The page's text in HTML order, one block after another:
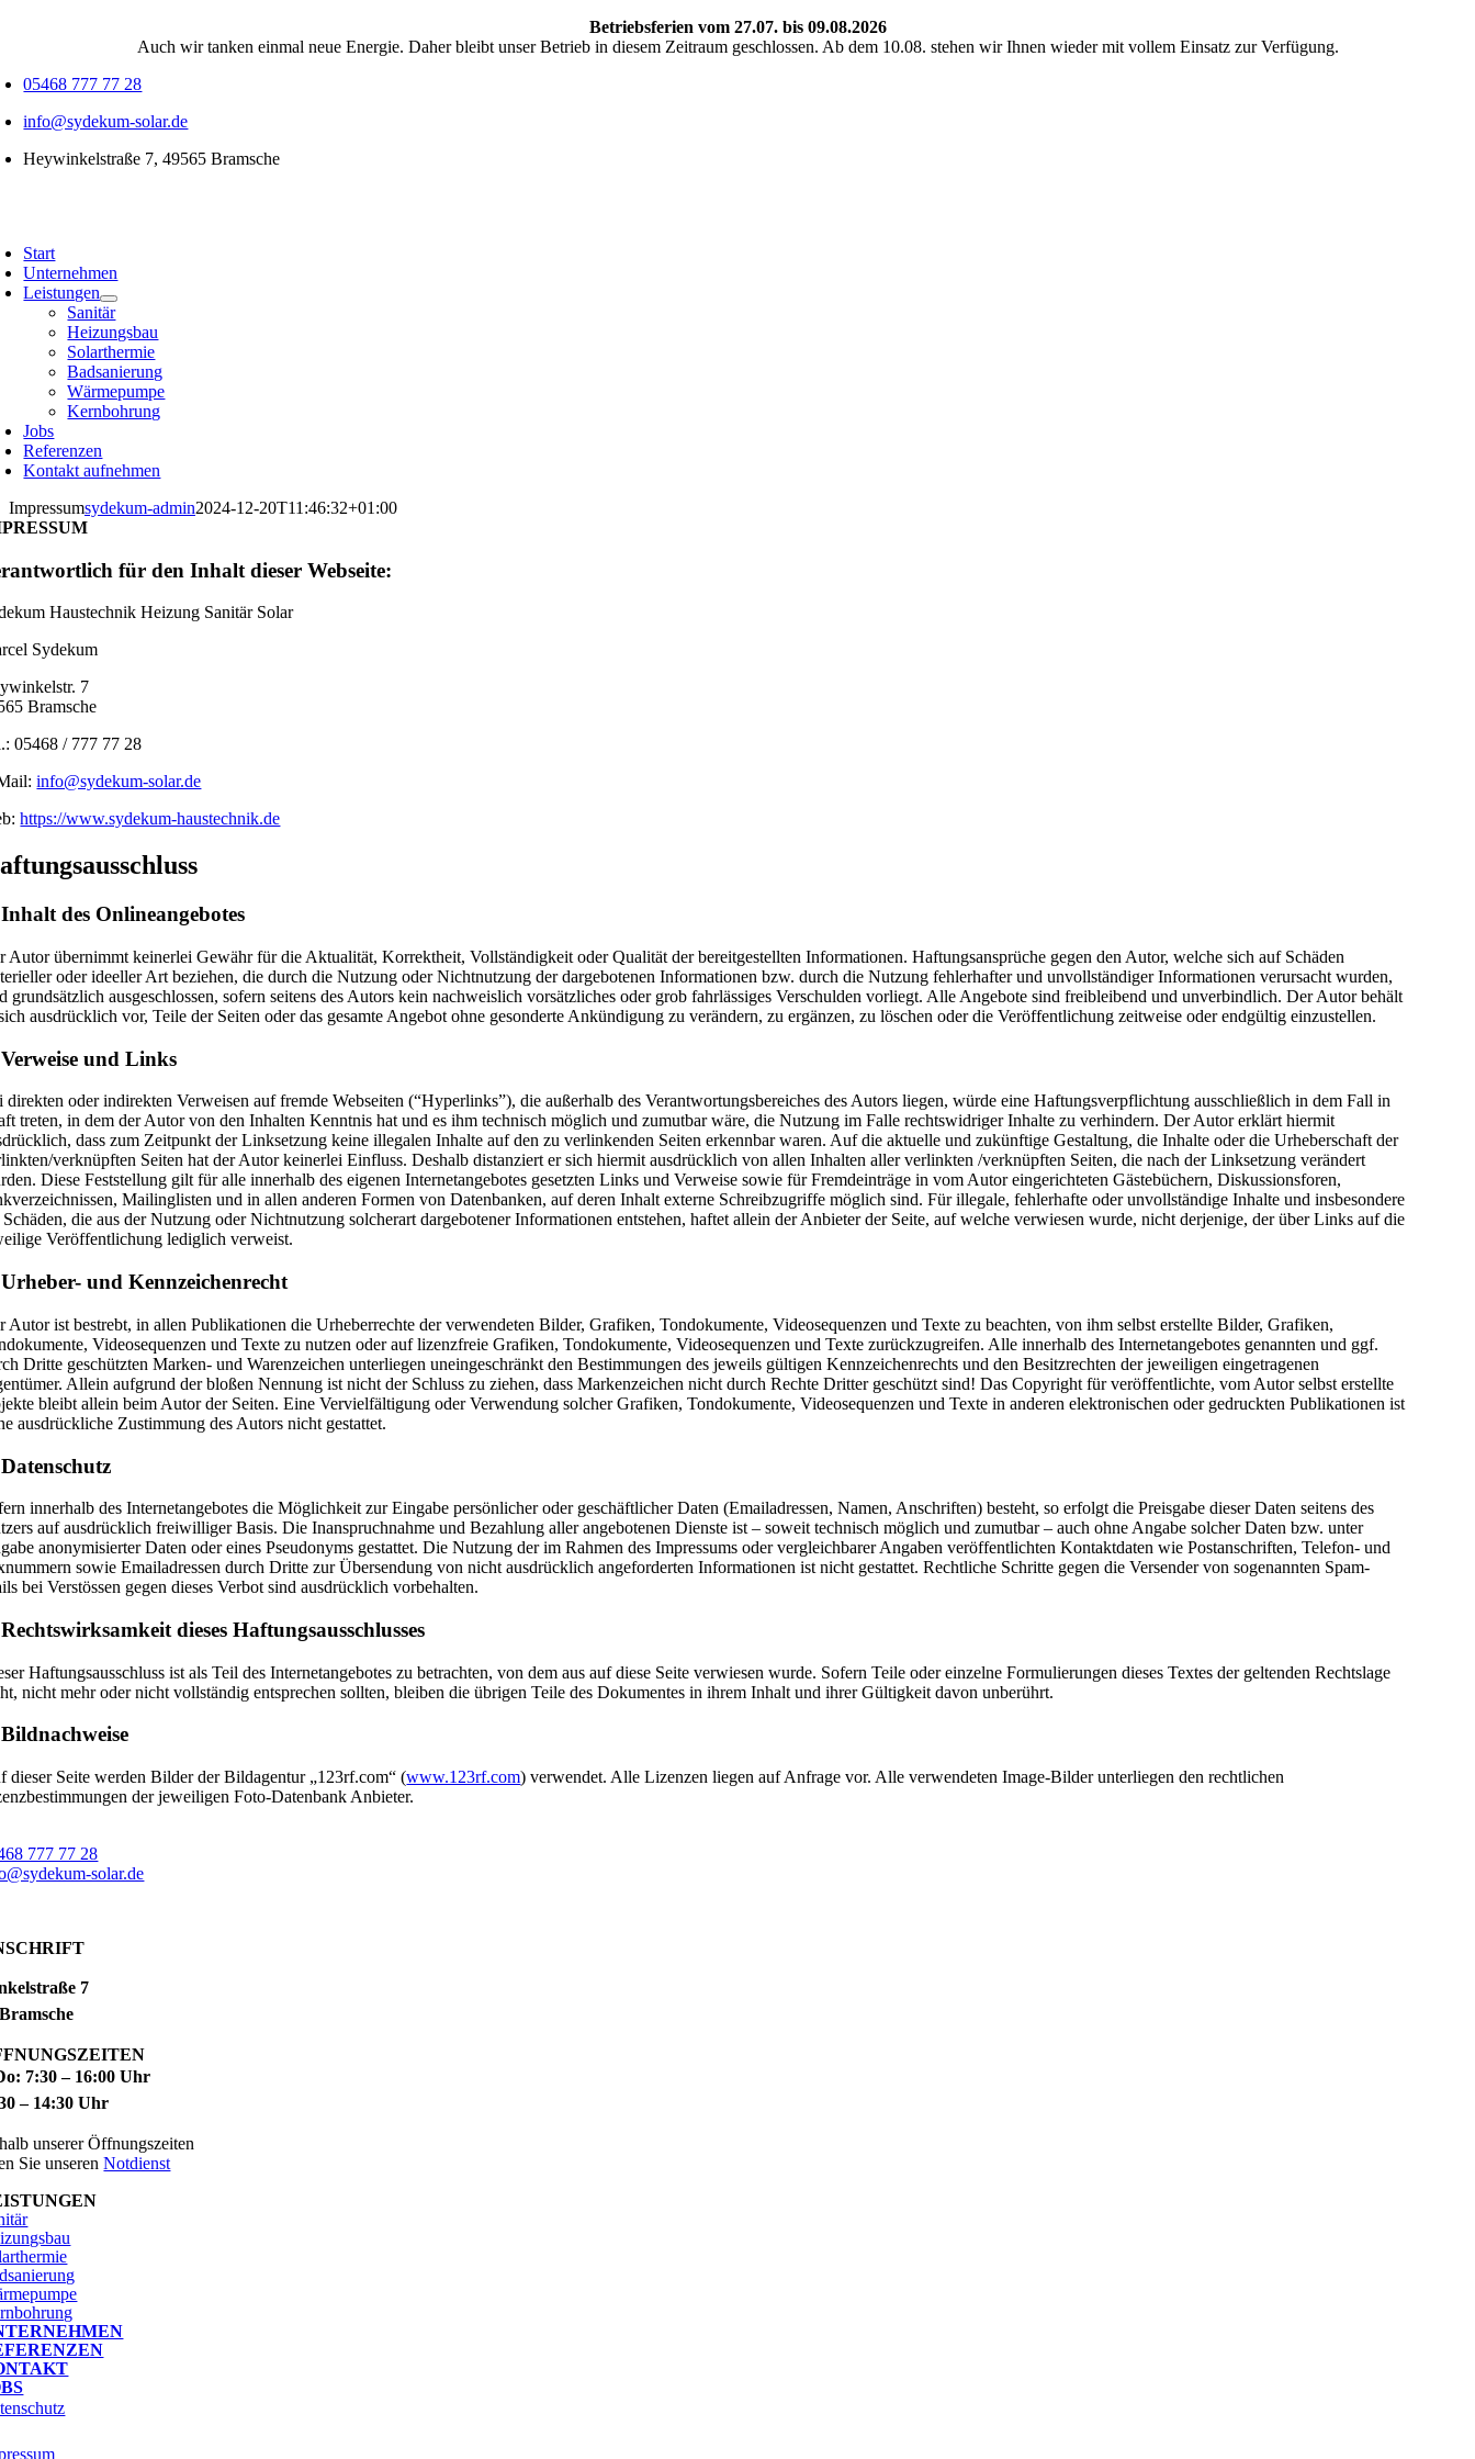
Betriebsferien vom 27.07. bis 09.08.2026
Auch wir tanken einmal neue Energie. Daher bleibt unser Betrieb in diesem Zeitraum geschlossen. Ab dem 10.08. stehen wir Ihnen wieder mit vollem Einsatz zur Verfügung.
05468 777 77 28
info@sydekum-solar.de
Heywinkelstraße 7, 49565 Bramsche
Start
Unternehmen
Leistungen
Sanitär
Heizungsbau
Solarthermie
Badsanierung
Wärmepumpe
Kernbohrung
Jobs
Referenzen
Kontakt aufnehmen
Impressumsydekum-admin2024-12-20T11:46:32+01:00
für den Inhalt dieser Webseite:
Haustechnik Heizung Sanitär Solar
Sydekum
7
Bramsche
05468 / 777 77 28
info@sydekum-solar.de
https://www.sydekum-haustechnik.de
des Onlineangebotes
Autor übernimmt keinerlei Gewähr für die Aktualität, Korrektheit, Vollständigkeit oder Qualität der bereitgestellten Informationen. Haftungsansprüche gegen den Autor, welche sich auf Schäden
oder ideeller Art beziehen, die durch die Nutzung oder Nichtnutzung der dargebotenen Informationen bzw. durch die Nutzung fehlerhafter und unvollständiger Informationen verursacht wurden,
grundsätzlich ausgeschlossen, sofern seitens des Autors kein nachweislich vorsätzliches oder grob fahrlässiges Verschulden vorliegt. Alle Angebote sind freibleibend und unverbindlich. Der Autor behält
ausdrücklich vor, Teile der Seiten oder das gesamte Angebot ohne gesonderte Ankündigung zu verändern, zu ergänzen, zu löschen oder die Veröffentlichung zeitweise oder endgültig einzustellen.
und Links
direkten oder indirekten Verweisen auf fremde Webseiten (“Hyperlinks”), die außerhalb des Verantwortungsbereiches des Autors liegen, würde eine Haftungsverpflichtung ausschließlich in dem Fall in
treten, in dem der Autor von den Inhalten Kenntnis hat und es ihm technisch möglich und zumutbar wäre, die Nutzung im Falle rechtswidriger Inhalte zu verhindern. Der Autor erklärt hiermit
dass zum Zeitpunkt der Linksetzung keine illegalen Inhalte auf den zu verlinkenden Seiten erkennbar waren. Auf die aktuelle und zukünftige Gestaltung, die Inhalte oder die Urheberschaft der
verknüpften Seiten hat der Autor keinerlei Einfluss. Deshalb distanziert er sich hiermit ausdrücklich von allen Inhalten aller verlinkten /verknüpften Seiten, die nach der Linksetzung verändert
Diese Feststellung gilt für alle innerhalb des eigenen Internetangebotes gesetzten Links und Verweise sowie für Fremdeinträge in vom Autor eingerichteten Gästebüchern, Diskussionsforen,
Mailinglisten und in allen anderen Formen von Datenbanken, auf deren Inhalt externe Schreibzugriffe möglich sind. Für illegale, fehlerhafte oder unvollständige Inhalte und insbesondere
die aus der Nutzung oder Nichtnutzung solcherart dargebotener Informationen entstehen, haftet allein der Anbieter der Seite, auf welche verwiesen wurde, nicht derjenige, der über Links auf die
Veröffentlichung lediglich verweist.
und Kennzeichenrecht
Autor ist bestrebt, in allen Publikationen die Urheberrechte der verwendeten Bilder, Grafiken, Tondokumente, Videosequenzen und Texte zu beachten, von ihm selbst erstellte Bilder, Grafiken,
Videosequenzen und Texte zu nutzen oder auf lizenzfreie Grafiken, Tondokumente, Videosequenzen und Texte zurückzugreifen. Alle innerhalb des Internetangebotes genannten und ggf.
Dritte geschützten Marken- und Warenzeichen unterliegen uneingeschränkt den Bestimmungen des jeweils gültigen Kennzeichenrechts und den Besitzrechten der jeweiligen eingetragenen
Allein aufgrund der bloßen Nennung ist nicht der Schluss zu ziehen, dass Markenzeichen nicht durch Rechte Dritter geschützt sind! Das Copyright für veröffentlichte, vom Autor selbst erstellte
bleibt allein beim Autor der Seiten. Eine Vervielfältigung oder Verwendung solcher Grafiken, Tondokumente, Videosequenzen und Texte in anderen elektronischen oder gedruckten Publikationen ist
ausdrückliche Zustimmung des Autors nicht gestattet.
innerhalb des Internetangebotes die Möglichkeit zur Eingabe persönlicher oder geschäftlicher Daten (Emailadressen, Namen, Anschriften) besteht, so erfolgt die Preisgabe dieser Daten seitens des
auf ausdrücklich freiwilliger Basis. Die Inanspruchnahme und Bezahlung aller angebotenen Dienste ist – soweit technisch möglich und zumutbar – auch ohne Angabe solcher Daten bzw. unter
anonymisierter Daten oder eines Pseudonyms gestattet. Die Nutzung der im Rahmen des Impressums oder vergleichbarer Angaben veröffentlichten Kontaktdaten wie Postanschriften, Telefon- und
sowie Emailadressen durch Dritte zur Übersendung von nicht ausdrücklich angeforderten Informationen ist nicht gestattet. Rechtliche Schritte gegen die Versender von sogenannten Spam-
bei Verstössen gegen dieses Verbot sind ausdrücklich vorbehalten.
dieses Haftungsausschlusses
Haftungsausschluss ist als Teil des Internetangebotes zu betrachten, von dem aus auf diese Seite verwiesen wurde. Sofern Teile oder einzelne Formulierungen dieses Textes der geltenden Rechtslage
nicht mehr oder nicht vollständig entsprechen sollten, bleiben die übrigen Teile des Dokumentes in ihrem Inhalt und ihrer Gültigkeit davon unberührt.
dieser Seite werden Bilder der Bildagentur „123rf.com“ (www.123rf.com) verwendet. Alle Lizenzen liegen auf Anfrage vor. Alle verwendeten Image-Bilder unterliegen den rechtlichen
der jeweiligen Foto-Datenbank Anbieter.
777 77 28
solar.de
7
7:30 – 16:00 Uhr
– 14:30 Uhr
unserer Öffnungszeiten
Sie unserenNotdienst